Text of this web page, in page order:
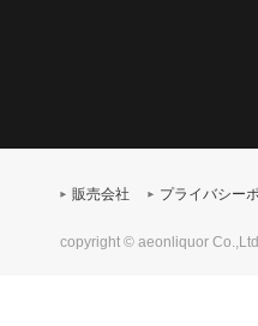
販売会社 プライバシー
copyright © aeonliquor